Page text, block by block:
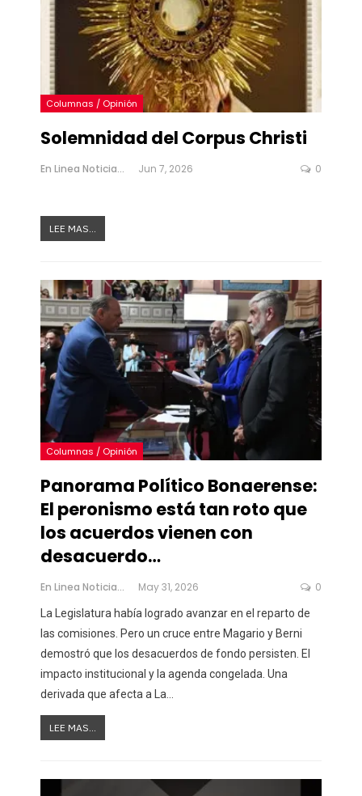
Columnas / Opinión
Solemnidad del Corpus Christi
En Linea Noticias Jun 7, 2026 0
LEE MAS...
Columnas / Opinión
Panorama Político Bonaerense:
El peronismo está tan roto que
los acuerdos vienen con
desacuerdo…
En Linea Noticias May 31, 2026 0
La Legislatura había logrado avanzar en el reparto de
las comisiones. Pero un cruce entre Magario y Berni
demostró que los desacuerdos de fondo persisten. El
impacto institucional y la agenda congelada. Una
derivada que afecta a La
LEE MAS...